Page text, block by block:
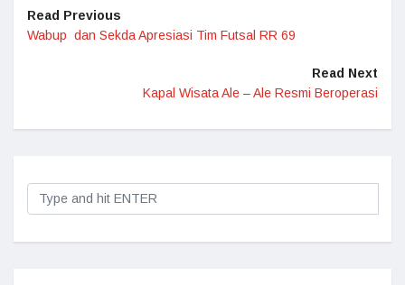
Read Previous
Wabup dan Sekda Apresiasi Tim Futsal RR 69
Read Next
Kapal Wisata Ale – Ale Resmi Beroperasi